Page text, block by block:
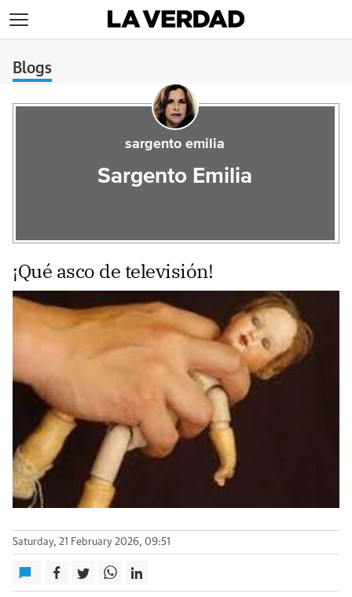
Blogs
sargento emilia
Sargento Emilia
¡Qué asco de televisión!
Saturday, 21 February 2026, 09:51